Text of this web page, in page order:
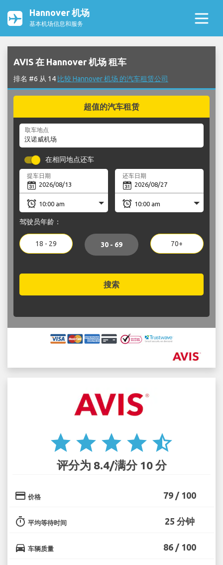
Hannover 机场
基本机场信息和服务
AVIS 在 Hannover 机场 租车
排名 #6 从 14 比较 Hannover 机场 的汽车租赁公司
超值的汽车租赁
取车地点
在相同地点还车
提车日期 还车日期
驾驶员年龄：
18 - 29 30 - 69 70+
搜索
star star star star star_half
评分为 8.4/满分 10 分
credit_card 价格 79 / 100
timer 平均等待时间 25 分钟
directions_car 车辆质量 86 / 100